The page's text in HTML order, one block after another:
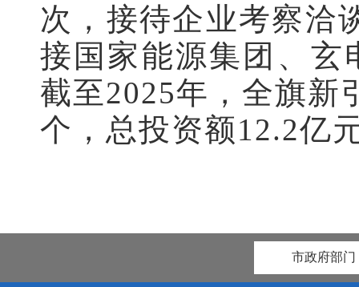
次，接待企业考察洽
接国家能源集团、玄
截至2025年，全旗新
个，总投资额12.2亿
市政府部门